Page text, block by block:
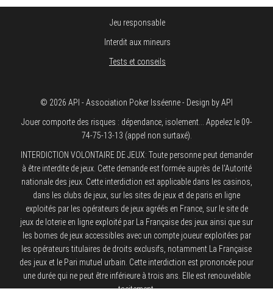
Jeu responsable
Interdit aux mineurs
Tests et conseils
© 2026 API - Association Poker Isséenne - Design by API
Jouer comporte des risques : dépendance, isolement... Appelez le 09-
74-75-13-13 (appel non surtaxé).
INTERDICTION VOLONTAIRE DE JEUX: Toute personne peut demander
à être interdite de jeux. Cette demande est formée auprès de l'Autorité
nationale des jeux. Cette interdiction est applicable dans les casinos,
dans les clubs de jeux, sur les sites de jeux et de paris en ligne
exploités par les opérateurs de jeux agréés en France, sur le site de
jeux de loterie en ligne exploité par La Française des jeux ainsi que sur
les bornes de jeux accessibles avec un compte joueur exploitées par
les opérateurs titulaires de droits exclusifs, notamment La Française
des jeux et le Pari mutuel urbain. Cette interdiction est prononcée pour
une durée qui ne peut être inférieure à trois ans. Elle est renouvelable
tacitement.